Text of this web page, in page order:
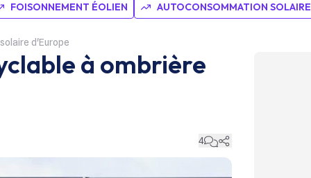
FOISONNEMENT ÉOLIEN AUTOCONSOMMATION SOLAIRE
d'Europe
à ombrière
4